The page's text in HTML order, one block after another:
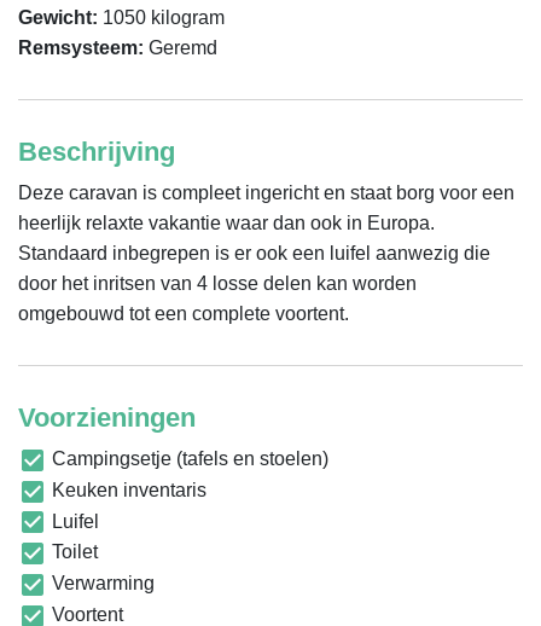
Gewicht: 1050 kilogram
Remsysteem: Geremd
Beschrijving
Deze caravan is compleet ingericht en staat borg voor een
heerlijk relaxte vakantie waar dan ook in Europa.
Standaard inbegrepen is er ook een luifel aanwezig die
door het inritsen van 4 losse delen kan worden
omgebouwd tot een complete voortent.
Voorzieningen
Campingsetje (tafels en stoelen)
Keuken inventaris
Luifel
Toilet
Verwarming
Voortent